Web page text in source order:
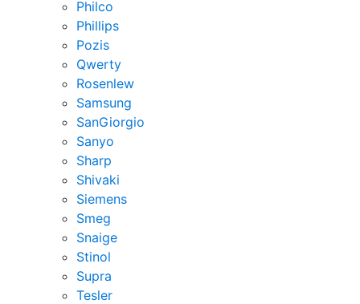
Philco
Phillips
Pozis
Qwerty
Rosenlew
Samsung
SanGiorgio
Sanyo
Sharp
Shivaki
Siemens
Smeg
Snaige
Stinol
Supra
Tesler